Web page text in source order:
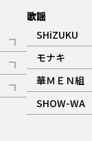
歌謡
SHiZUKU
記事
モナキ
記事
華ＭＥＮ組
記事
SHOW-WA
記事